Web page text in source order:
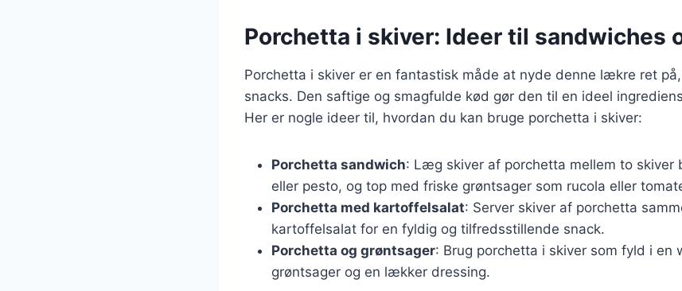
Porchetta i skiver: Ideer til sandwiches
Porchetta i skiver er en fantastisk måde at nyde denne lækre ret
snacks. Den saftige og smagfulde kød gør den til en ideel
Her er nogle ideer til, hvordan du kan bruge porchetta i skiver:
Porchetta sandwich: Læg skiver af porchetta mellem to skiver
eller pesto, og top med friske grøntsager som rucola eller
Porchetta med kartoffelsalat: Server skiver af porchetta
kartoffelsalat for en fyldig og tilfredsstillende snack.
Porchetta og grøntsager: Brug porchetta i skiver som fyld i en
grøntsager og en lækker dressing.